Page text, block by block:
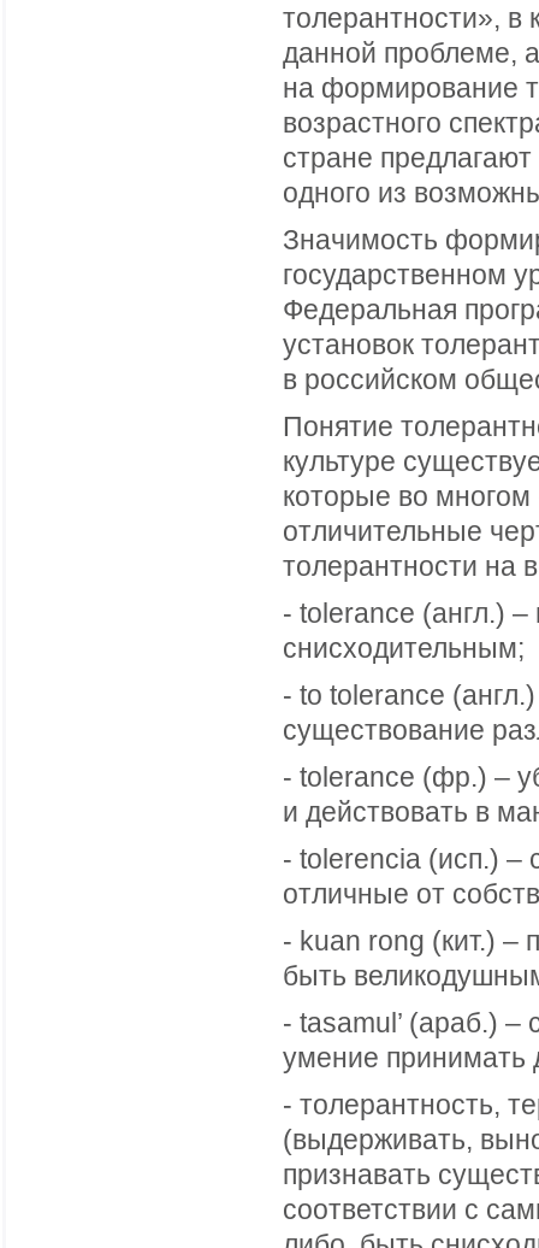
толерантности»,
данной проблеме,
на формирование
возрастного
стране
одного из
Значимость
государственном
Федеральная
установок
в российском
Понятие
культуре
которые во
отличительные
толерантности на
- tolerance (англ.)
снисходительным;
- to tolerance
существование
- tolerance (фр.) –
и действовать в
- tolerencia (исп.) –
отличные от
- kuan rong (кит.) –
быть
- tasamul’ (араб.)
умение принимать
- толерантность,
(выдерживать,
признавать
соответствии с